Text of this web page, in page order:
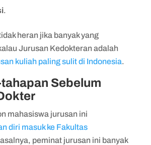
.
heran jika banyak yang
Jurusan Kedokteran adalah
kuliah paling sulit di Indonesia.
Sebelum
mahasiswa jurusan ini
diri masuk ke Fakultas
peminat jurusan ini banyak